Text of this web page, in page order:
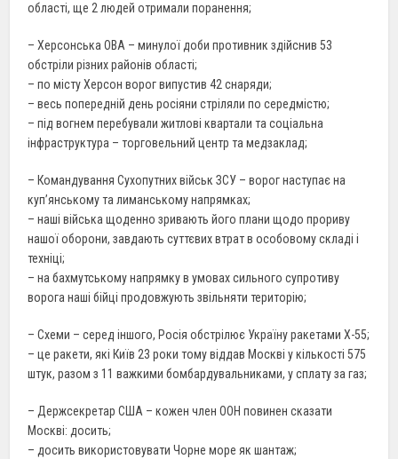
області, ще 2 людей отримали поранення;
– Херсонська ОВА – минулої доби противник здійснив 53
обстріли різних районів області;
– по місту Херсон ворог випустив 42 снаряди;
– весь попередній день росіяни стріляли по середмістю;
– під вогнем перебували житлові квартали та соціальна
інфраструктура – торговельний центр та медзаклад;
– Командування Сухопутних військ ЗСУ – ворог наступає на
купʼянському та лиманському напрямках;
– наші війська щоденно зривають його плани щодо прориву
нашої оборони, завдають суттєвих втрат в особовому складі і
техніці;
– на бахмутському напрямку в умовах сильного супротиву
ворога наші бійці продовжують звільняти територію;
– Схеми – серед іншого, Росія обстрілює Україну ракетами Х-55;
– це ракети, які Київ 23 роки тому віддав Москві у кількості 575
штук, разом з 11 важкими бомбардувальниками, у сплату за газ;
– Держсекретар США – кожен член ООН повинен сказати
Москві: досить;
– досить використовувати Чорне море як шантаж;